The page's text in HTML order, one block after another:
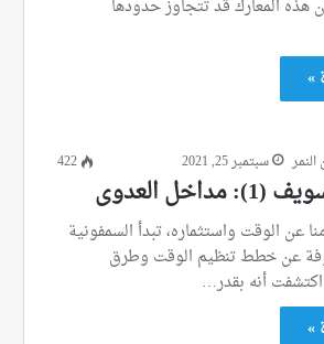
هذه المعارك قد تتجاوز حدودها
»
سبتمبر 25, 2021 422
العدوى
عن الوقت واستثماره، تبدأ السمفونية
عن خطط تنظيم الوقت وطرق
اكتشفت أنه بقدر…
»